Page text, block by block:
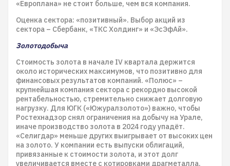
«Европлана» не стоит больше, чем вся компания.
Оценка сектора: «позитивный». Выбор акций из
сектора – Сбербанк, «ТКС Холдинг» и «ЭсЭфАй».
Золотодобыча
Стоимость золота в начале IV квартала держится
около исторических максимумов, что позитивно для
финансовых результатов компаний. «Полюс» –
крупнейшая компания сектора с рекордно высокой
рентабельностью, стремительно снижает долговую
нагрузку. Для ЮГК («Южуралзолото») важно, чтобы
Ростехнадзор снял ограничения на добычу на Урале,
иначе производство золота в 2024 году упадёт.
«Селигдар» меньше других выигрывает от высоких цен
на золото. У компании есть выпуски облигаций,
привязанные к стоимости золота, и этот долг
увеличивается вместе с котировками драгметалла.